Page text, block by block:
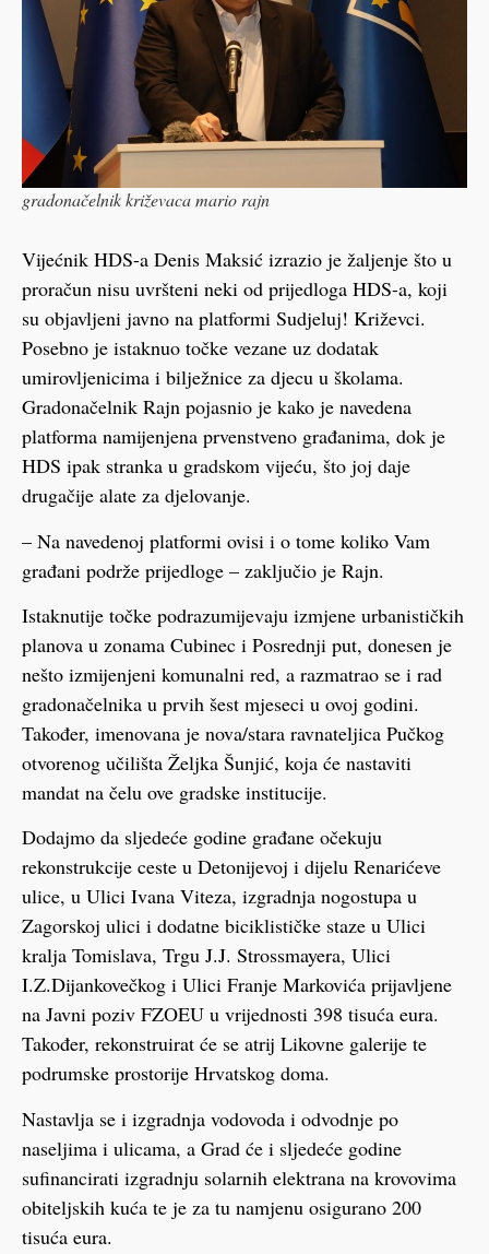
gradonačelnik križevaca mario rajn
Vijećnik HDS-a Denis Maksić izrazio je žaljenje što u
proračun nisu uvršteni neki od prijedloga HDS-a, koji
su objavljeni javno na platformi Sudjeluj! Križevci.
Posebno je istaknuo točke vezane uz dodatak
umirovljenicima i bilježnice za djecu u školama.
Gradonačelnik Rajn pojasnio je kako je navedena
platforma namijenjena prvenstveno građanima, dok je
HDS ipak stranka u gradskom vijeću, što joj daje
drugačije alate za djelovanje.
– Na navedenoj platformi ovisi i o tome koliko Vam
građani podrže prijedloge – zaključio je Rajn.
Istaknutije točke podrazumijevaju izmjene urbanističkih
planova u zonama Cubinec i Posrednji put, donesen je
nešto izmijenjeni komunalni red, a razmatrao se i rad
gradonačelnika u prvih šest mjeseci u ovoj godini.
Također, imenovana je nova/stara ravnateljica Pučkog
otvorenog učilišta Željka Šunjić, koja će nastaviti
mandat na čelu ove gradske institucije.
Dodajmo da sljedeće godine građane očekuju
rekonstrukcije ceste u Detonijevoj i dijelu Renarićeve
ulice, u Ulici Ivana Viteza, izgradnja nogostupa u
Zagorskoj ulici i dodatne biciklističke staze u Ulici
kralja Tomislava, Trgu J.J. Strossmayera, Ulici
I.Z.Dijankovečkog i Ulici Franje Markovića prijavljene
na Javni poziv FZOEU u vrijednosti 398 tisuća eura.
Također, rekonstruirat će se atrij Likovne galerije te
podrumske prostorije Hrvatskog doma.
Nastavlja se i izgradnja vodovoda i odvodnje po
naseljima i ulicama, a Grad će i sljedeće godine
sufinancirati izgradnju solarnih elektrana na krovovima
obiteljskih kuća te je za tu namjenu osigurano 200
tisuća eura.